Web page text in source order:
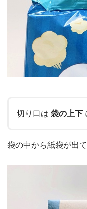
切り口は 袋の上下
袋の中から紙袋が出て